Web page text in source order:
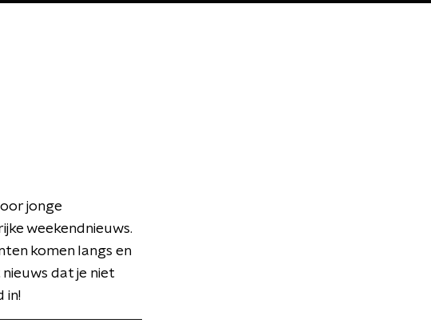
jonge
weekendnieuws.
komen langs en
dat je niet
in!